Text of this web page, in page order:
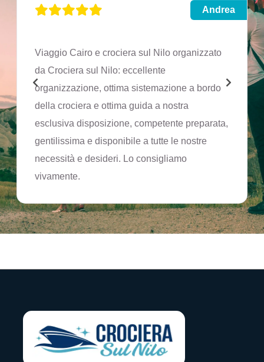
Andrea
Viaggio Cairo e crociera sul Nilo organizzato
da Crociera sul Nilo: eccellente
organizzazione, ottima sistemazione a bordo
della crociera e ottima guida a nostra
esclusiva disposizione, competente preparata,
gentilissima e disponibile a tutte le nostre
necessità e desideri. Lo consigliamo
vivamente.